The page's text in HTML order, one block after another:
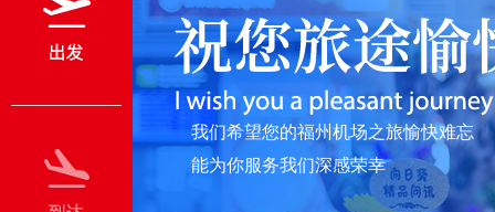
我们希望您的福州机场之旅愉快难忘
能为你服务我们深感荣幸